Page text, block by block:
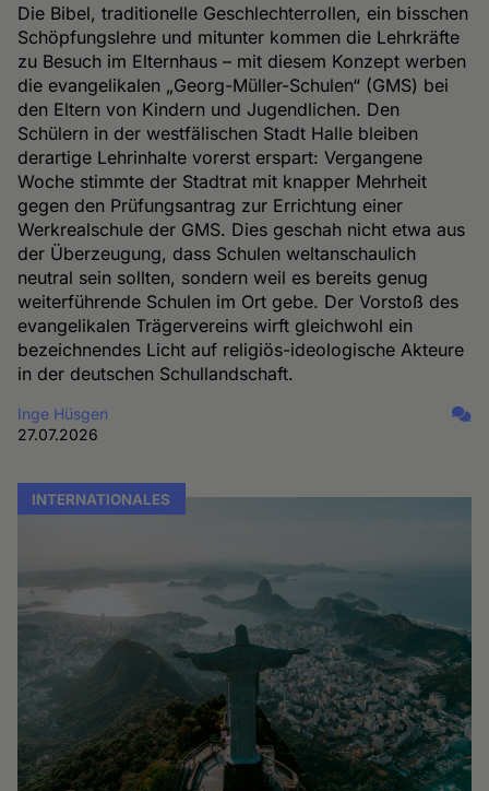
Die Bibel, traditionelle Geschlechterrollen, ein bisschen
Schöpfungslehre und mitunter kommen die Lehrkräfte
zu Besuch im Elternhaus – mit diesem Konzept werben
die evangelikalen „Georg-Müller-Schulen“ (GMS) bei
den Eltern von Kindern und Jugendlichen. Den
Schülern in der westfälischen Stadt Halle bleiben
derartige Lehrinhalte vorerst erspart: Vergangene
Woche stimmte der Stadtrat mit knapper Mehrheit
gegen den Prüfungsantrag zur Errichtung einer
Werkrealschule der GMS. Dies geschah nicht etwa aus
der Überzeugung, dass Schulen weltanschaulich
neutral sein sollten, sondern weil es bereits genug
weiterführende Schulen im Ort gebe. Der Vorstoß des
evangelikalen Trägervereins wirft gleichwohl ein
bezeichnendes Licht auf religiös-ideologische Akteure
in der deutschen Schullandschaft.
Inge Hüsgen
27.07.2026
INTERNATIONALES